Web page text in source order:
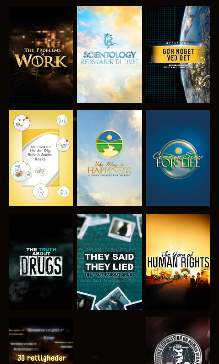
UDFORSK
SERIEN
UDFORSK
SERIEN
SE
SE SE SE
SE SE
SE SE